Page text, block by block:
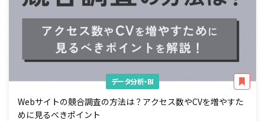
データ分析・BI
Webサイトの競合調査の方法は？アクセス数やCVを増やすた
めに見るべきポイント